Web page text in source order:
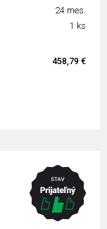
24 mes.
1 ks
458,79 €